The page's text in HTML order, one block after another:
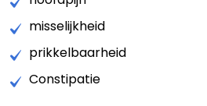
misselijkheid
prikkelbaarheid
Constipatie